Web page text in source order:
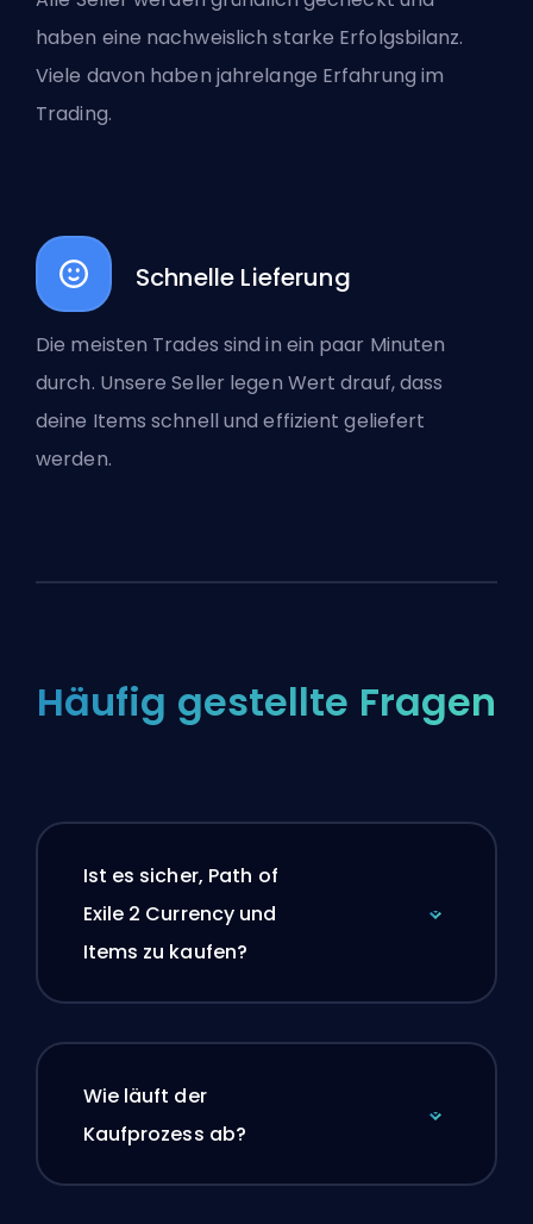
haben eine nachweislich starke Erfolgsbilanz.
Viele davon haben jahrelange Erfahrung im
Trading.
Schnelle Lieferung
Die meisten Trades sind in ein paar Minuten
durch. Unsere Seller legen Wert drauf, dass
deine Items schnell und effizient geliefert
werden.
Häufig gestellte Fragen
Ist es sicher, Path of
Exile 2 Currency und
Items zu kaufen?
Wie läuft der
Kaufprozess ab?